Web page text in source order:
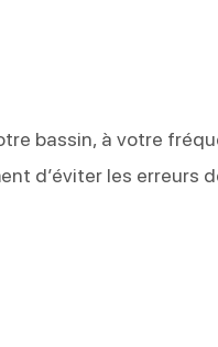
bassin, à votre
d’éviter les erreurs